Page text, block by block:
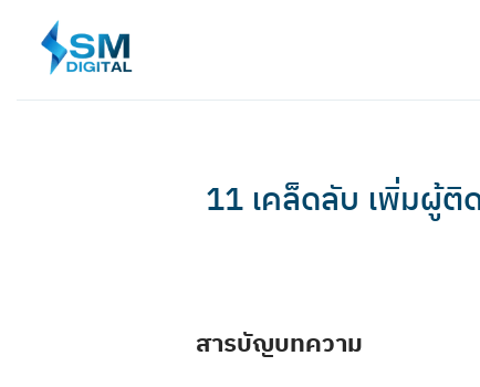
content
11 เคล็ดลับ เพิ่มผู้
สารบัญบทความ